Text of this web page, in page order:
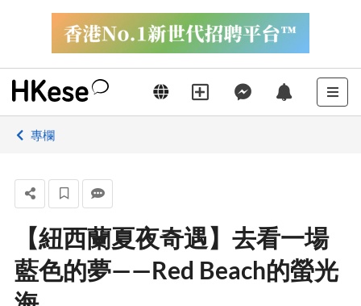
專欄
【紐西蘭夏夜奇遇】去看一場
藍色的夢——Red Beach的螢光